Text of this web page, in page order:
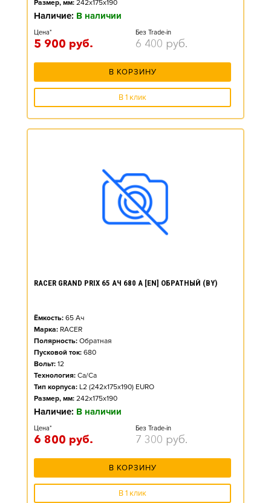
Размер, мм: 242x175x190
Наличие: В наличии
Цена*
5 900 руб.
Без Trade-in
6 400 руб.
В КОРЗИНУ
В 1 клик
RACER GRAND PRIX 65 АЧ 680 А [EN] ОБРАТНЫЙ (BY)
Ёмкость: 65 Ач
Марка: RACER
Полярность: Обратная
Пусковой ток: 680
Вольт: 12
Технология: Ca/Ca
Тип корпуса: L2 (242x175x190) EURO
Размер, мм: 242x175x190
Наличие: В наличии
Цена*
6 800 руб.
Без Trade-in
7 300 руб.
В КОРЗИНУ
В 1 клик